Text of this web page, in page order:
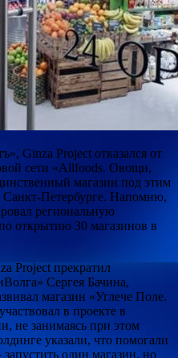
Ginza Project отказался от
сети «Allfoods. Овощи,
магазин под этим
Санкт-Петербурге. Напомню,
региональную
открытию 30 магазинов в
Project прекратил
Сергея Бачина,
магазин «Углече Поле.
в проекте в
не занимаясь при этом
указали, что помогали
один магазин, но